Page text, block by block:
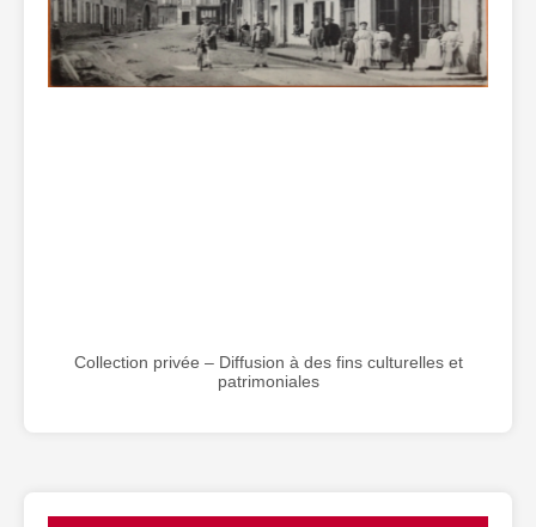
Collection privée – Diffusion à des fins culturelles et
patrimoniales